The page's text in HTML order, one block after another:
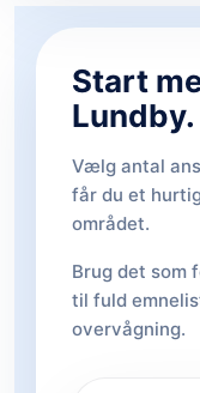
Start
Lundby.
Vælg antal
får du et
området.
Brug det som
til fuld
overvågning.